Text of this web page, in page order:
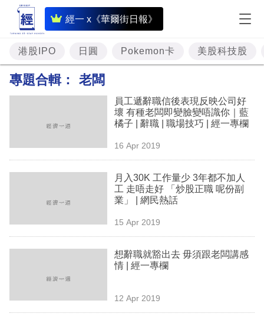
經一 x《華爾街日報》
即
時
財
經
資
樓
技
港股IPO 日圓 Pokemon卡 美股科技股
專題合輯： 老闆
員工遞辭職信後表現反映公司好
壞 有種老闆即變臉變唔識你｜藍
橘子 | 辭職 | 職場技巧 | 經一專欄
16 Apr 2019
月入30K 工作量少 3年都不加人
工 走唔走好 「炒股正職 呢份副
業」 | 網民熱話
15 Apr 2019
想辭職就豁出去 毋須跟老闆講感
情 | 經一專欄
12 Apr 2019